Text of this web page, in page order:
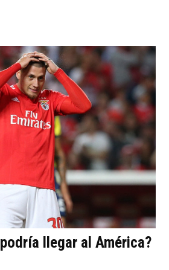
llegar al América?